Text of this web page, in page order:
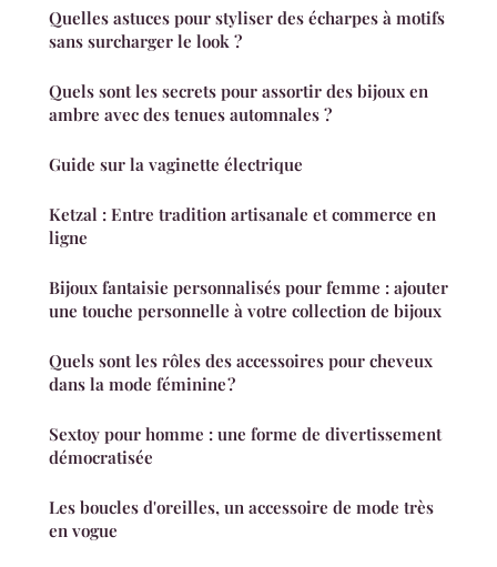
Quelles astuces pour styliser des écharpes à motifs
sans surcharger le look ?
Quels sont les secrets pour assortir des bijoux en
ambre avec des tenues automnales ?
Guide sur la vaginette électrique
Ketzal : Entre tradition artisanale et commerce en
ligne
Bijoux fantaisie personnalisés pour femme : ajouter
une touche personnelle à votre collection de bijoux
Quels sont les rôles des accessoires pour cheveux
dans la mode féminine ?
Sextoy pour homme : une forme de divertissement
démocratisée
Les boucles d'oreilles, un accessoire de mode très
en vogue